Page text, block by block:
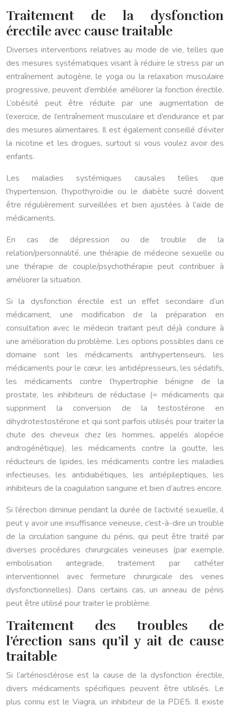
Traitement de la dysfonction
érectile avec cause traitable
Diverses interventions relatives au mode de vie, telles que
des mesures systématiques visant à réduire le stress par un
entraînement autogène, le yoga ou la relaxation musculaire
progressive, peuvent d’emblée améliorer la fonction érectile.
L’obésité peut être réduite par une augmentation de
l’exercice, de l’entraînement musculaire et d’endurance et par
des mesures alimentaires. Il est également conseillé d’éviter
la nicotine et les drogues, surtout si vous voulez avoir des
enfants.
Les maladies systémiques causales telles que
l’hypertension, l’hypothyroïdie ou le diabète sucré doivent
être régulièrement surveillées et bien ajustées à l’aide de
médicaments.
En cas de dépression ou de trouble de la
relation/personnalité, une thérapie de médecine sexuelle ou
une thérapie de couple/psychothérapie peut contribuer à
améliorer la situation.
Si la dysfonction érectile est un effet secondaire d’un
médicament, une modification de la préparation en
consultation avec le médecin traitant peut déjà conduire à
une amélioration du problème. Les options possibles dans ce
domaine sont les médicaments antihypertenseurs, les
médicaments pour le cœur, les antidépresseurs, les sédatifs,
les médicaments contre l’hypertrophie bénigne de la
prostate, les inhibiteurs de réductase (= médicaments qui
suppriment la conversion de la testostérone en
dihydrotestostérone et qui sont parfois utilisés pour traiter la
chute des cheveux chez les hommes, appelés alopécie
androgénétique), les médicaments contre la goutte, les
réducteurs de lipides, les médicaments contre les maladies
infectieuses, les antidiabétiques, les antiépileptiques, les
inhibiteurs de la coagulation sanguine et bien d’autres encore.
Si l’érection diminue pendant la durée de l’activité sexuelle, il
peut y avoir une insuffisance veineuse, c’est-à-dire un trouble
de la circulation sanguine du pénis, qui peut être traité par
diverses procédures chirurgicales veineuses (par exemple,
embolisation antegrade, traitement par cathéter
interventionnel avec fermeture chirurgicale des veines
dysfonctionnelles). Dans certains cas, un anneau de pénis
peut être utilisé pour traiter le problème.
Traitement des troubles de
l’érection sans qu’il y ait de cause
traitable
Si l’artériosclérose est la cause de la dysfonction érectile,
divers médicaments spécifiques peuvent être utilisés. Le
plus connu est le Viagra, un inhibiteur de la PDE5. Il existe